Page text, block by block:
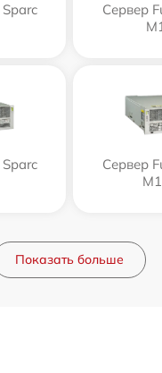
Сервер
Сервер
Показать больше